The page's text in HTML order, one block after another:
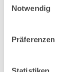
deiner
möglicherweise
Nutzung der
Notwendig
Präferenzen
52 WEITERE
mehr